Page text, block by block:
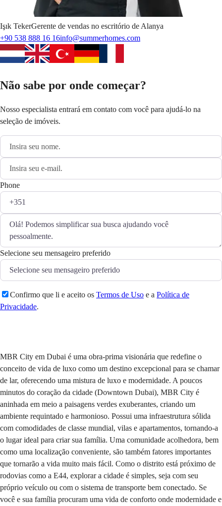
Işık TekerGerente de vendas no escritório de Alanya
+90 538 888 16 16info@summerhomes.com
Não sabe por onde começar?
Nosso especialista entrará em contato com você para ajudá-lo na
seleção de imóveis.
Phone
Selecione seu mensageiro preferido
Confirmo que li e aceito os Termos de Uso e a Política de
Privacidade.
MBR City em Dubai é uma obra-prima visionária que redefine o
conceito de vida de luxo como um destino excepcional para se chamar
de lar, oferecendo uma mistura de luxo e modernidade. A poucos
minutos do coração da cidade (Downtown Dubai), MBR City é
aninhada em meio a paisagens verdes exuberantes, criando um
ambiente requintado e harmonioso. Possui uma infraestrutura sólida
com comodidades de classe mundial, vilas e apartamentos, tornando-a
o lugar ideal para criar sua família. Uma comunidade acolhedora, bem
como uma localização conveniente, são também fatores importantes
que tornarão a vida muito mais fácil. Como o distrito está próximo de
rodovias como a E44, explorar a cidade é simples, seja com seu
próprio veículo ou com o sistema de transporte bem conectado. Se
você e sua família procuram uma vida de conforto onde modernidade e